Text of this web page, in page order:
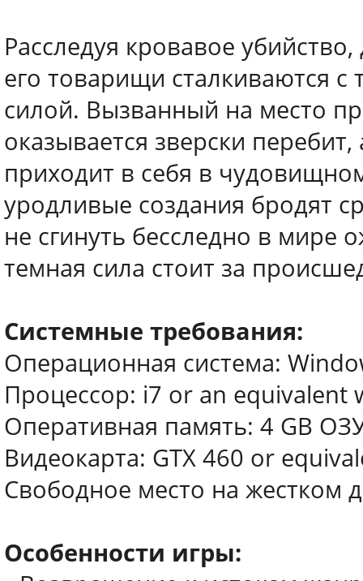
Расследуя кровавое
его товарищи сталкиваются
силой. Вызванный на место
оказывается зверски
приходит в себя в
уродливые создания бродят
не сгинуть бесследно в мире
темная сила стоит за
Системные требования:
Операционная система:
Процессор: i7 or an
Оперативная память: 4 GB
Видеокарта: GTX 460 or
Свободное место на жестком
Особенности игры: